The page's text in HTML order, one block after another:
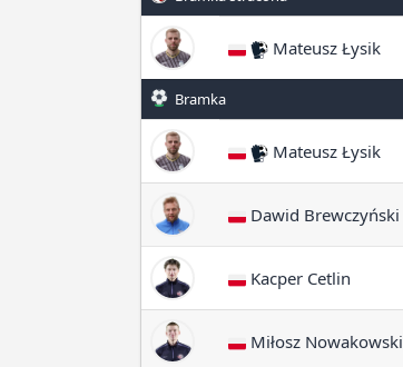
Mateusz Łysik
Bramka
Mateusz Łysik
Dawid Brewczyński
Kacper Cetlin
Miłosz Nowakowski